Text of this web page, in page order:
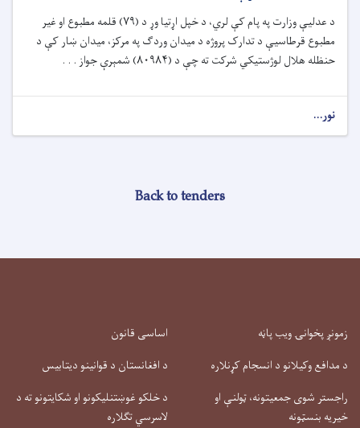
د عدلیې وزارت په پام کې لري، د خپل اړتیا وړ د (۷۹) قلمه مطبوع او غیر
مطبوع قرطاسیې د تدارک پروژه د میدان وردګ په مرکز، میدان ښار کې د
حنظله هلال لوژستیکي شرکت ته چې د (۸۰۹۸۴) شمېرې جواز . . .
نور...
Back to tenders
زمونږ پخوانۍ ویب پاڼه
د مدافع وکیلانو د انسجام کړنلاره
راجستر شوی جمعیتونه، ټولنې او
خیریه بنسټونه
اساسی قانون
د افغانستان د قوانینو دیتابیس
د خلکو غوښتنلیکونو او شکایتونو ته د
لاسرسي تګلاره